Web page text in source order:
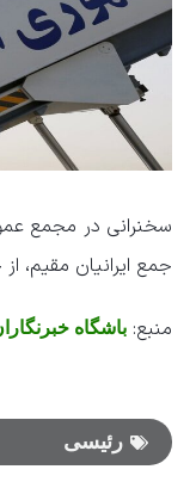
سخنرانی در مجمع
جمع ایرانیان مقیم،
منبع: باشگاه
رئیسی